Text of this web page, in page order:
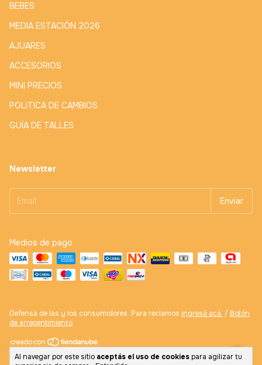
Al navegar por este sitio aceptás el uso de cookies para agilizar tu
BEBES
MEDIA ESTACIÓN 2026
AJUARES
ACCESORIOS
MINI PRECIOS
POLITICA DE CAMBIOS
GUÍA DE TALLES
Newsletter
Medios de pago
Defensa de las y los consumidores. Para reclamos ingresá acá. / Botón
de arrepentimiento
Copyright Galería Infantil - 30708504919 - 2026. Todos los derechos